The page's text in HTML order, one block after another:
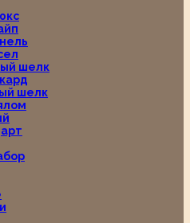
шелк
шелк